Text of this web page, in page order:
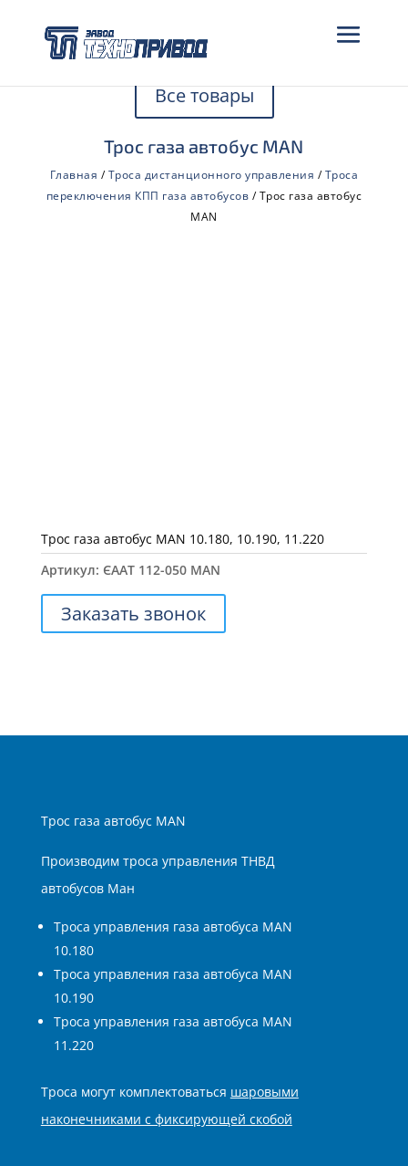
Все товары
Трос газа автобус MAN
Главная /Троса дистанционного управления /Троса
переключения КПП газа автобусов / Трос газа автобус
MAN
Трос газа автобус MAN 10.180, 10.190, 11.220
Артикул: ЄААТ 112-050 MAN
Заказать звонок
Трос газа автобус MAN
Производим троса управления ТНВД
автобусов Ман
Троса управления газа автобуса MAN
10.180
Троса управления газа автобуса MAN
10.190
Троса управления газа автобуса MAN
11.220
Троса могут комплектоваться шаровыми
наконечниками с фиксирующей скобой